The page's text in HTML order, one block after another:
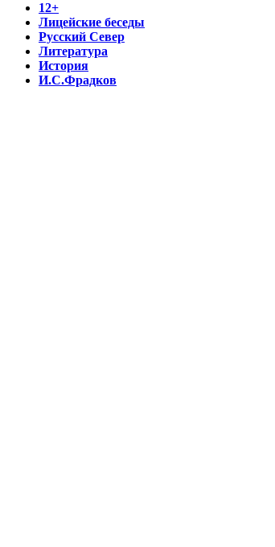
12+
Лицейские беседы
Русский Север
Литература
История
И.С.Фрадков